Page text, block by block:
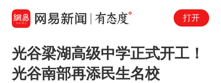
打开
光谷梁湖高级中学正式开工！
光谷南部再添民生名校